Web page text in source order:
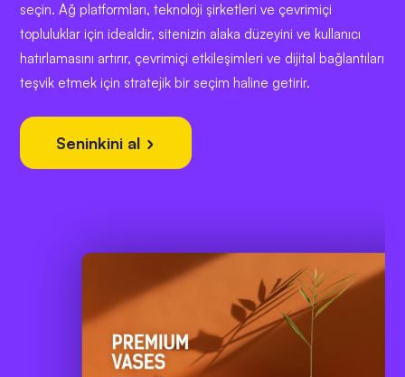
seçin. Ağ platformları, teknoloji şirketleri ve çevrimiçi
topluluklar için idealdir, sitenizin alaka düzeyini ve kullanıcı
hatırlamasını artırır, çevrimiçi etkileşimleri ve dijital bağlantıları
teşvik etmek için stratejik bir seçim haline getirir.
Seninkini al